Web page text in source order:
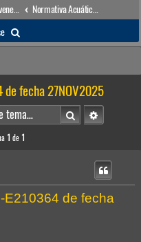
Régimen Acuático venezolano
u
c
a
r
de fecha 27NOV2025
BuscarBúsqueda
1 de 1
E210364 de fecha